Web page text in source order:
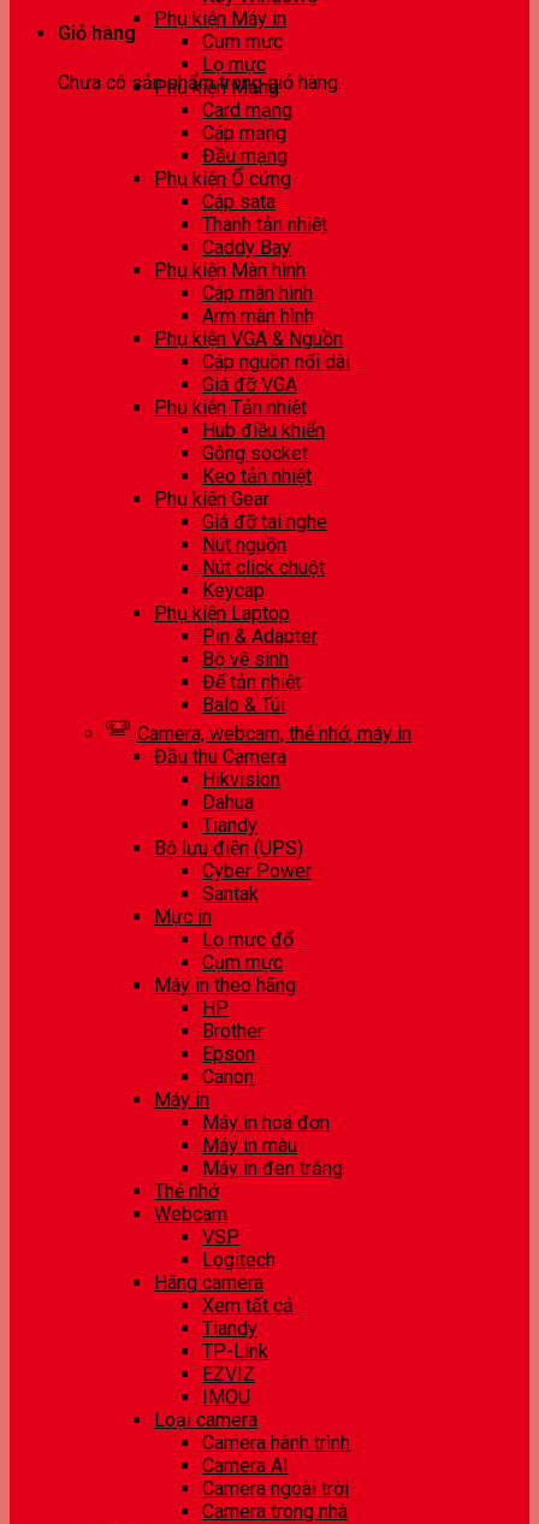
Giỏ hàng
Chưa có sản phẩm trong giỏ hàng.
Phụ kiện Máy in
Cụm mực
Lọ mực
Phụ kiện Mạng
Card mạng
Cáp mạng
Đầu mạng
Phụ kiện Ổ cứng
Cáp sata
Thanh tản nhiệt
Caddy Bay
Phụ kiện Màn hình
Cáp màn hình
Arm màn hình
Phụ kiện VGA & Nguồn
Cáp nguồn nối dài
Giá đỡ VGA
Phụ kiện Tản nhiệt
Hub điều khiển
Gông socket
Keo tản nhiệt
Phụ kiện Gear
Giá đỡ tai nghe
Nút nguồn
Nút click chuột
Keycap
Phụ kiện Laptop
Pin & Adapter
Bộ vệ sinh
Đế tản nhiệt
Balo & Túi
Camera, webcam, thẻ nhớ, máy in
Đầu thu Camera
Hikvision
Dahua
Tiandy
Bộ lưu điện (UPS)
Cyber Power
Santak
Mực in
Lọ mực đổ
Cụm mực
Máy in theo hãng
HP
Brother
Epson
Canon
Máy in
Máy in hoá đơn
Máy in màu
Máy in đen trắng
Thẻ nhớ
Webcam
VSP
Logitech
Hãng camera
Xem tất cả
Tiandy
TP-Link
EZVIZ
IMOU
Loại camera
Camera hành trình
Camera AI
Camera ngoài trời
Camera trong nhà